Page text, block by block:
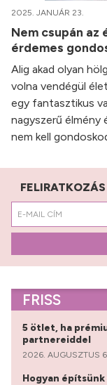
2025. JANUÁR 23.
Nem csupán az
érdemes
Alig akad olyan
volna vendégül
egy fantasztikus
nagyszerű élmény
nem kell
FRISS
5 ötlet, ha
partnereiddel
2026. AUGUSZTUS 6.
Hogyan